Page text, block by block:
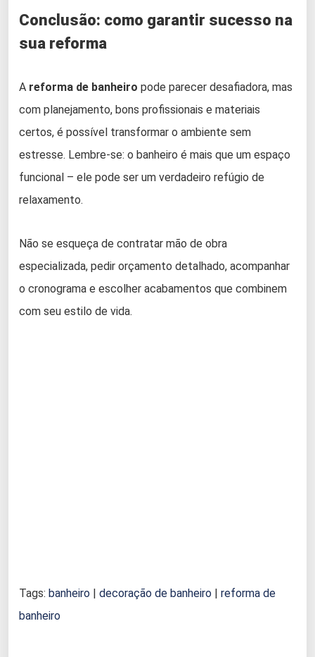
Conclusão: como garantir sucesso na
sua reforma
A reforma de banheiro pode parecer desafiadora, mas
com planejamento, bons profissionais e materiais
certos, é possível transformar o ambiente sem
estresse. Lembre-se: o banheiro é mais que um espaço
funcional – ele pode ser um verdadeiro refúgio de
relaxamento.
Não se esqueça de contratar mão de obra
especializada, pedir orçamento detalhado, acompanhar
o cronograma e escolher acabamentos que combinem
com seu estilo de vida.
Tags: banheiro | decoração de banheiro | reforma de
banheiro